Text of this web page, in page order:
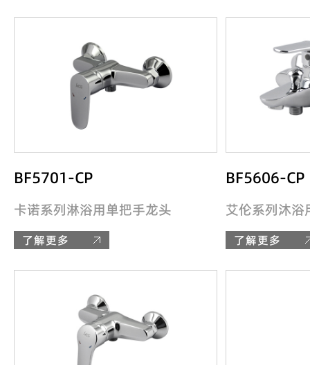
BF5701-CP
卡诺系列淋浴用单把手龙头
了解更多
BF5606-CP
艾伦系列沐浴
了解更多